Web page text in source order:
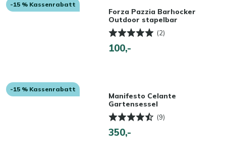
-15 % Kassenrabatt
Forza Pazzia Barhocker
Outdoor stapelbar
(2)
100,-
-15 % Kassenrabatt
Manifesto Celante
Gartensessel
(9)
350,-